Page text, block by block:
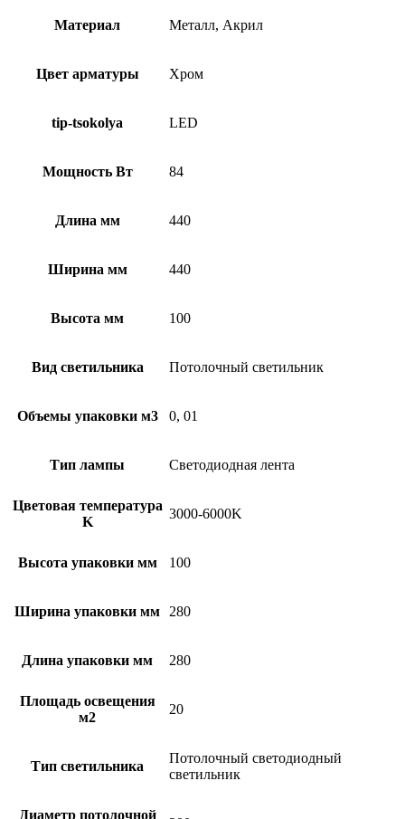
Материал Металл, Акрил
Цвет арматуры Хром
tip-tsokolya LED
Мощность Вт 84
Длина мм 440
Ширина мм 440
Высота мм 100
Вид светильника Потолочный светильник
Объемы упаковки м3 0, 01
Тип лампы Светодиодная лента
Цветовая температура
K
3000-6000K
Высота упаковки мм 100
Ширина упаковки мм 280
Длина упаковки мм 280
Площадь освещения
м2
20
Тип светильника
Потолочный светодиодный
светильник
Диаметр потолочной